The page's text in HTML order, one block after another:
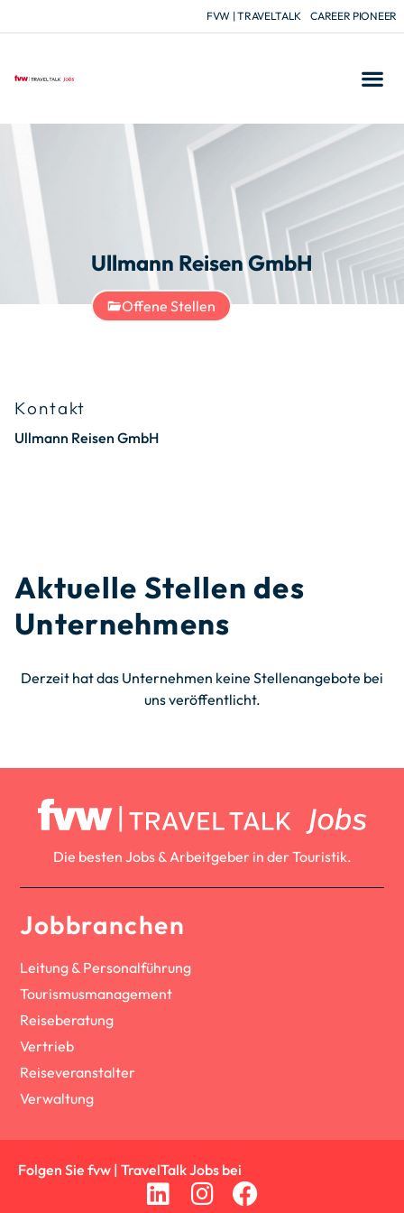
FVW | TRAVELTALK CAREER PIONEER
Ullmann Reisen GmbH
Offene Stellen
Kontakt
Ullmann Reisen GmbH
Aktuelle Stellen des
Unternehmens
Derzeit hat das Unternehmen keine Stellenangebote bei
uns veröffentlicht.
Die besten Jobs & Arbeitgeber in der Touristik.
Jobbranchen
Leitung & Personalführung
Tourismusmanagement
Reiseberatung
Vertrieb
Reiseveranstalter
Verwaltung
Folgen Sie fvw | TravelTalk Jobs bei